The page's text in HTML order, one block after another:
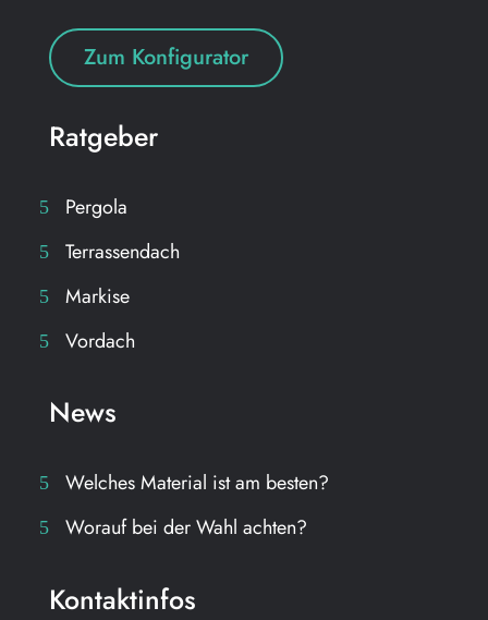
Zum Konfigurator
Ratgeber
Pergola
Terrassendach
Markise
Vordach
News
Welches Material ist am besten?
Worauf bei der Wahl achten?
Kontaktinfos